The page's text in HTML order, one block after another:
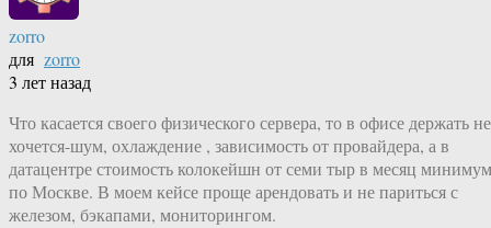
zorro
для zorro
3 лет назад
Что касается своего физического сервера, то в офисе держать не
хочется-шум, охлаждение , зависимость от провайдера, а в
датацентре стоимость колокейшн от семи тыр в месяц минимум
по Москве. В моем кейсе проще арендовать и не париться с
железом, бэкапами, мониторингом.